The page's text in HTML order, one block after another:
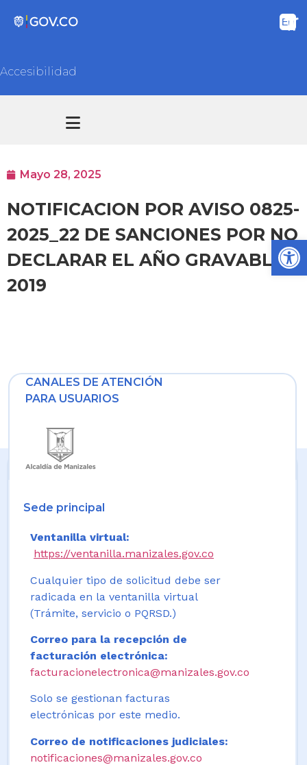
Accesibilidad
Mayo 28, 2025
NOTIFICACION POR AVISO 0825-
2025_22 DE SANCIONES POR NO
DECLARAR EL AÑO GRAVABLE
2019
CANALES DE ATENCIÓN
PARA USUARIOS
Sede principal
Ventanilla virtual:
https://ventanilla.manizales.gov.co
Cualquier tipo de solicitud debe ser
radicada en la ventanilla virtual
(Trámite, servicio o PQRSD.)
Correo para la recepción de
facturación electrónica:
facturacionelectronica@manizales.gov.co
Solo se gestionan facturas
electrónicas por este medio.
Correo de notificaciones judiciales:
notificaciones@manizales.gov.co